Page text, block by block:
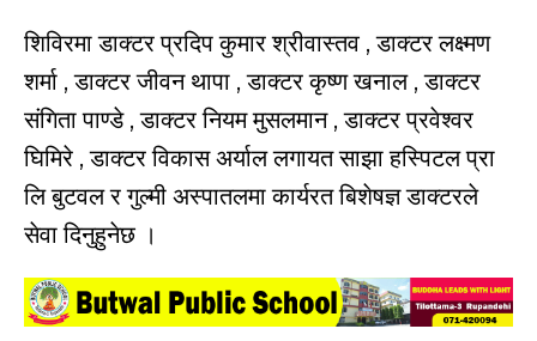
शिविरमा डाक्टर प्रदिप कुमार श्रीवास्तव , डाक्टर लक्ष्मण
शर्मा , डाक्टर जीवन थापा , डाक्टर कृष्ण खनाल , डाक्टर
संगिता पाण्डे , डाक्टर नियम मुसलमान , डाक्टर प्रवेश्वर
घिमिरे , डाक्टर विकास अर्याल लगायत साझा हस्पिटल प्रा
लि बुटवल र गुल्मी अस्पातलमा कार्यरत बिशेषज्ञ डाक्टरले
सेवा दिनुहुनेछ ।